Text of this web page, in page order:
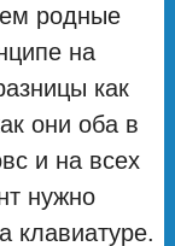
родные
на
как
они оба в
и на всех
нужно
клавиатуре.